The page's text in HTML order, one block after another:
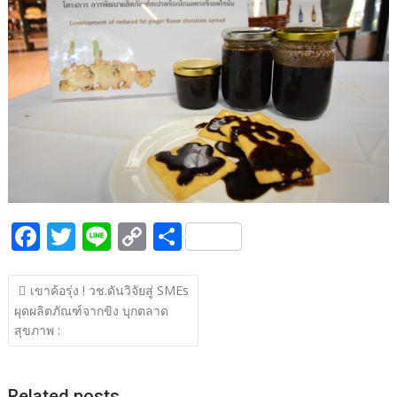
o
o
k
Li
n
k
F
ac
e
b
o
T
w
itt
er
Li
n
e
C
o
p
y
Li
S
h
ar
แนะแนว
เรื่อง
เขาค้อรุ่ง ! วช.ดันวิจัยสู่ SMEs
ผุดผลิตภัณฑ์จากขิง บุกตลาด
สุขภาพ :